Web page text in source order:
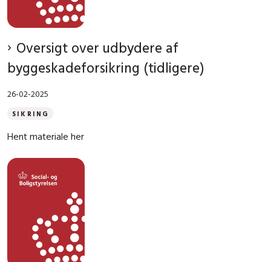
Oversigt over udbydere af
byggeskadeforsikring (tidligere)
26-02-2025
SIKRING
Hent materiale her